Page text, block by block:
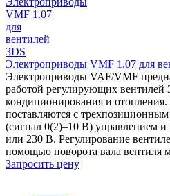
Электроприводы VMF 1.07 для
Электроприводы VAF/VMF
работой регулирующих вентилей
кондиционирования и
поставляются с
(сигнал 0(2)–10 В) управлением
или 230 В. Регулирование
помощью поворота вала вентиля
Запросить цену